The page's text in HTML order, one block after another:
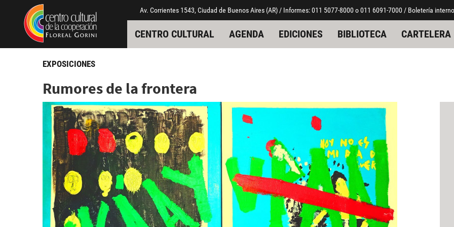
Pasar al contenido principal
Jump to main content Av. Corrientes 1543, Ciudad de Buenos Aires (AR) / Informes: 011 5077-8000 o 011 6091-7000 / Boletería
CENTRO CULTURAL AGENDA EDICIONES BIBLIOTECA CARTELERA
EXPOSICIONES
Rumores de la frontera